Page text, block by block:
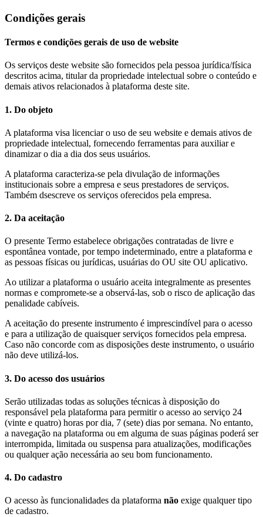
Condições gerais
Termos e condições gerais de uso de website
Os serviços deste website são fornecidos pela pessoa jurídica/física
descritos acima, titular da propriedade intelectual sobre o conteúdo e
demais ativos relacionados à plataforma deste site.
1. Do objeto
A plataforma visa licenciar o uso de seu website e demais ativos de
propriedade intelectual, fornecendo ferramentas para auxiliar e
dinamizar o dia a dia dos seus usuários.
A plataforma caracteriza-se pela divulação de informações
institucionais sobre a empresa e seus prestadores de serviços.
Também dsescreve os serviços oferecidos pela empresa.
2. Da aceitação
O presente Termo estabelece obrigações contratadas de livre e
espontânea vontade, por tempo indeterminado, entre a plataforma e
as pessoas físicas ou jurídicas, usuárias do OU site OU aplicativo.
Ao utilizar a plataforma o usuário aceita integralmente as presentes
normas e compromete-se a observá-las, sob o risco de aplicação das
penalidade cabíveis.
A aceitação do presente instrumento é imprescindível para o acesso
e para a utilização de quaisquer serviços fornecidos pela empresa.
Caso não concorde com as disposições deste instrumento, o usuário
não deve utilizá-los.
3. Do acesso dos usuários
Serão utilizadas todas as soluções técnicas à disposição do
responsável pela plataforma para permitir o acesso ao serviço 24
(vinte e quatro) horas por dia, 7 (sete) dias por semana. No entanto,
a navegação na plataforma ou em alguma de suas páginas poderá ser
interrompida, limitada ou suspensa para atualizações, modificações
ou qualquer ação necessária ao seu bom funcionamento.
4. Do cadastro
O acesso às funcionalidades da plataforma não exige qualquer tipo
de cadastro.